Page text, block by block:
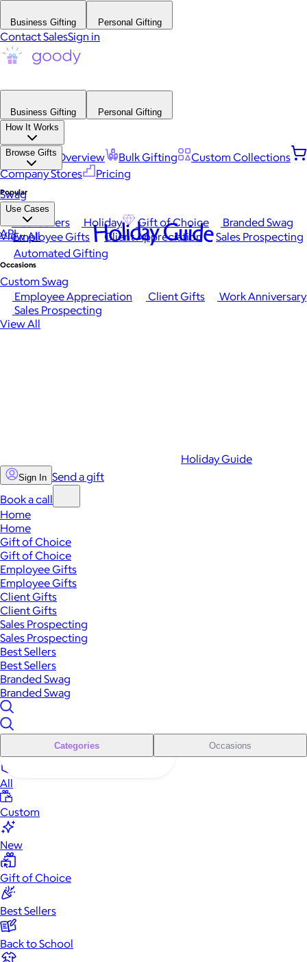
Business Gifting Personal Gifting
Contact SalesSign in
Business Gifting
Personal Gifting
How It Works
Platform Overview Bulk Gifting
Custom Collections
Company Stores
Pricing
Browse Gifts
Popular
Best Sellers Holiday Gift of Choice
Branded Swag
View All
Occasions
Employee Appreciation Client Gifts
Work Anniversary
Sales Prospecting
View All
Swag
Use Cases
Employee Gifts Client Appreciation
Sales Prospecting
Automated Gifting
Custom Swag
API Holiday Guide
Holiday Guide
Sign In Send a gift
Book a call
Home
Home
Gift of Choice
Gift of Choice
Employee Gifts
Employee Gifts
Client Gifts
Client Gifts
Sales Prospecting
Sales Prospecting
Best Sellers
Best Sellers
Branded Swag
Branded Swag
Categories Occasions
All
Custom
New
Gift of Choice
Best Sellers
Back to School